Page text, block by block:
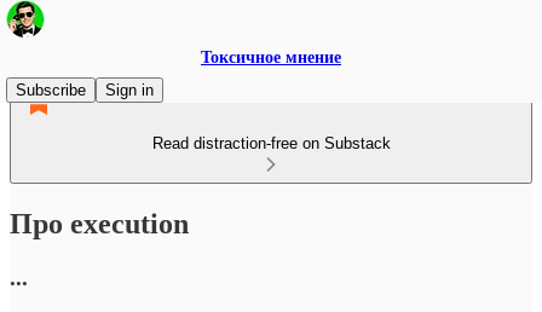
Токсичное мнение
Subscribe
Sign in
Read distraction-free on Substack
Про execution
...